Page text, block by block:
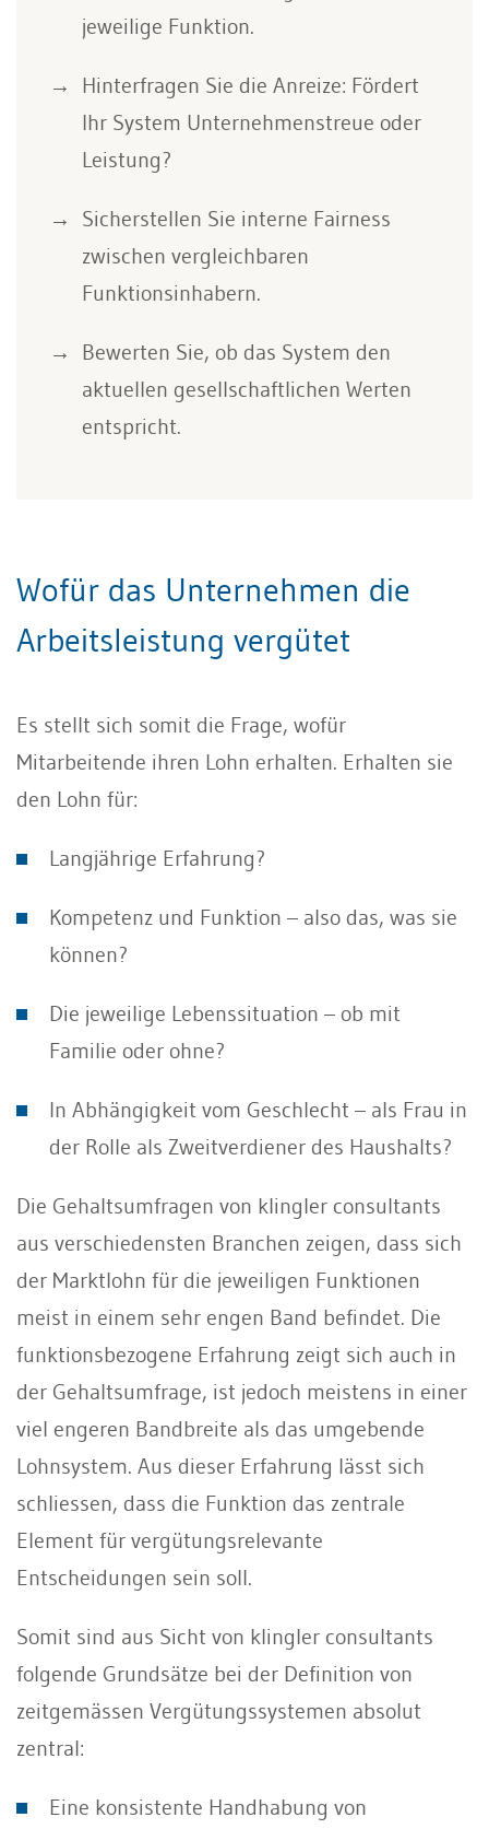
jeweilige Funktion.
Hinterfragen Sie die Anreize: Fördert
Ihr System Unternehmenstreue oder
Leistung?
Sicherstellen Sie interne Fairness
zwischen vergleichbaren
Funktionsinhabern.
Bewerten Sie, ob das System den
aktuellen gesellschaftlichen Werten
entspricht.
Wofür das Unternehmen die
Arbeitsleistung vergütet
Es stellt sich somit die Frage, wofür
Mitarbeitende ihren Lohn erhalten. Erhalten sie
den Lohn für:
Langjährige Erfahrung?
Kompetenz und Funktion – also das, was sie
können?
Die jeweilige Lebenssituation – ob mit
Familie oder ohne?
In Abhängigkeit vom Geschlecht – als Frau in
der Rolle als Zweitverdiener des Haushalts?
Die Gehaltsumfragen von klingler consultants
aus verschiedensten Branchen zeigen, dass sich
der Marktlohn für die jeweiligen Funktionen
meist in einem sehr engen Band befindet. Die
funktionsbezogene Erfahrung zeigt sich auch in
der Gehaltsumfrage, ist jedoch meistens in einer
viel engeren Bandbreite als das umgebende
Lohnsystem. Aus dieser Erfahrung lässt sich
schliessen, dass die Funktion das zentrale
Element für vergütungsrelevante
Entscheidungen sein soll.
Somit sind aus Sicht von klingler consultants
folgende Grundsätze bei der Definition von
zeitgemässen Vergütungssystemen absolut
zentral:
Eine konsistente Handhabung von